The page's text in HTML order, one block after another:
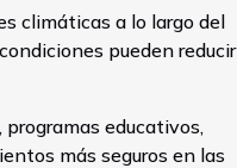
climáticas a lo largo del
pueden reducir
educativos,
más seguros en las